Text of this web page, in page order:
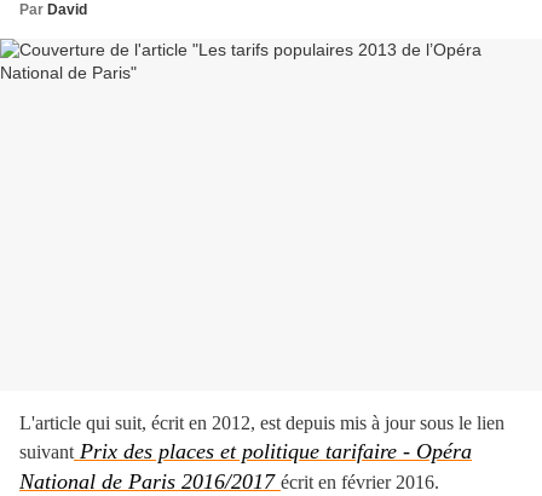
Par David
L'article qui suit, écrit en 2012, est depuis mis à jour sous le lien
suivantPrix des places et politique tarifaire - Opéra
National de Paris 2016/2017 écrit en février 2016.